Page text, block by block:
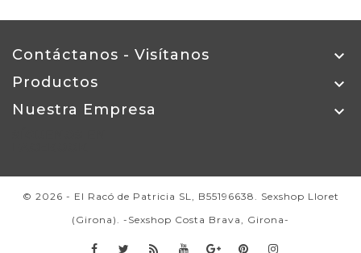
Contáctanos - Visítanos 
Productos 
Nuestra Empresa 
© 2026 - El Racó de Patricia SL, B55196638. Sexshop Lloret
(Girona). -Sexshop Costa Brava, Girona-